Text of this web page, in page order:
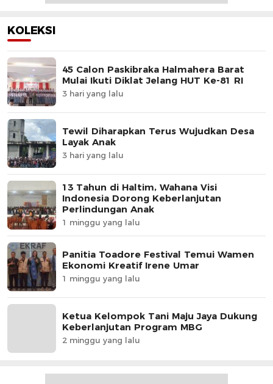
KOLEKSI
45 Calon Paskibraka Halmahera Barat
Mulai Ikuti Diklat Jelang HUT Ke-81 RI
3 hari yang lalu
Tewil Diharapkan Terus Wujudkan Desa
Layak Anak
3 hari yang lalu
13 Tahun di Haltim, Wahana Visi
Indonesia Dorong Keberlanjutan
Perlindungan Anak
1 minggu yang lalu
Panitia Toadore Festival Temui Wamen
Ekonomi Kreatif Irene Umar
1 minggu yang lalu
Ketua Kelompok Tani Maju Jaya Dukung
Keberlanjutan Program MBG
2 minggu yang lalu